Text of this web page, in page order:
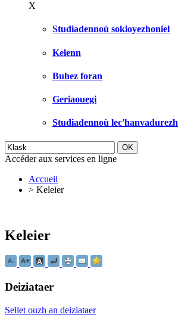
X
Studiadennoù sokioyezhoniel
Kelenn
Buhez foran
Geriaouegi
Studiadennoù lec'hanvadurezh
Accéder aux services en ligne
Accueil
> Keleier
Keleier
Deiziataer
Sellet ouzh an deiziataer